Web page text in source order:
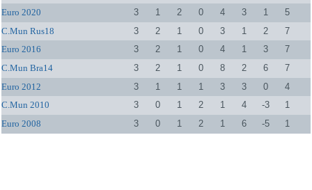
Euro 2020
3 1 2 0 4 3 1
5
C.Mun Rus18
3 2 1 0 3 1 2
7
Euro 2016
3 2 1 0 4 1 3
7
C.Mun Bra14
3 2 1 0 8 2 6
7
Euro 2012
3 1 1 1 3 3 0
4
C.Mun 2010
3 0 1 2 1 4 -3
1
Euro 2008
3 0 1 2 1 6 -5 1